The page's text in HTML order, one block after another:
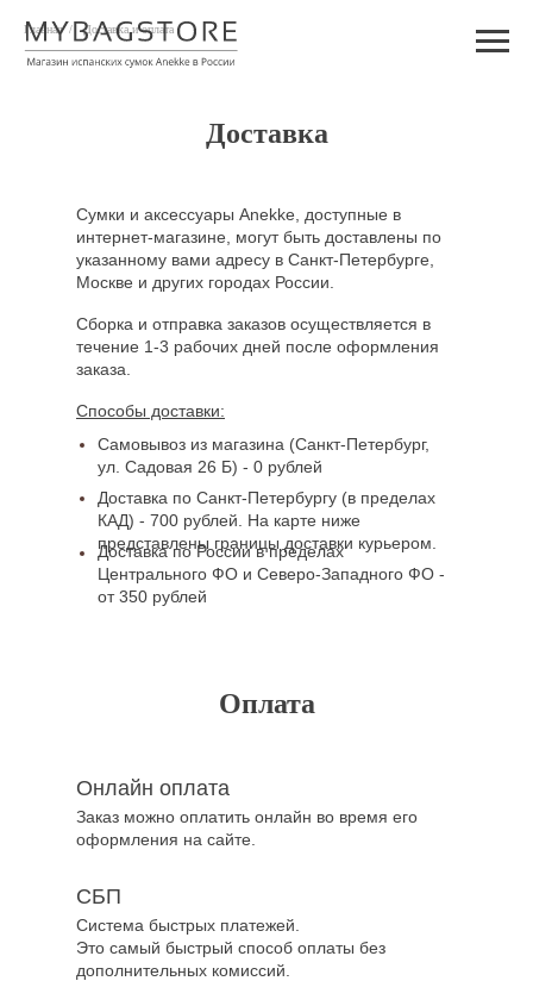
Главная / Доставка и оплата
Доставка
Доставка по России в пределах
Центрального ФО и Северо-Западного ФО -
от 350 рублей
Доставка по Санкт-Петербургу (в пределах
КАД) - 700 рублей. На карте ниже
представлены границы доставки курьером.
Способы доставки:
Самовывоз из магазина (Санкт-Петербург,
ул. Садовая 26 Б) - 0 рублей
Сборка и отправка заказов осуществляется в
течение 1-3 рабочих дней после оформления
заказа.
Сумки и аксессуары Anekke, доступные в
интернет-магазине, могут быть доставлены по
указанному вами адресу в Санкт-Петербурге,
Москве и других городах России.
Оплата
СБП
Система быстрых платежей.
Это самый быстрый способ оплаты без
дополнительных комиссий.
Заказ можно оплатить онлайн во время его
оформления на сайте.
Онлайн оплата